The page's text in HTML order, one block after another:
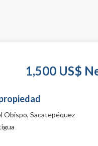
1,500 US$
Obispo, Sacatepéquez